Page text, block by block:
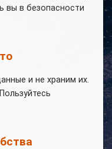
вы в безопасности
и не храним их.